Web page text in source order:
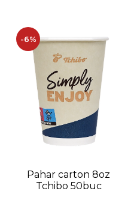
-6%
Pahar carton 8oz
Tchibo 50buc